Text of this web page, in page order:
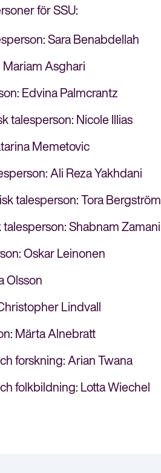
för SSU:
Sara Benabdellah
Asghari
Edvina Palmcrantz
talesperson: Nicole Illias
Memetovic
Ali Reza Yakhdani
talesperson: Tora Bergström
Shabnam Zamani
Oskar Leinonen
Olsson
Lindvall
Märta Alnebratt
forskning: Arian Twana
folkbildning: Lotta Wiechel